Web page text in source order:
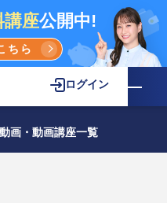
講座公開中!
ちら
ログイン
画・動画講座一覧